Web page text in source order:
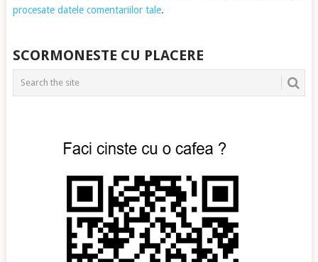
procesate datele comentariilor tale.
SCORMONESTE CU PLACERE